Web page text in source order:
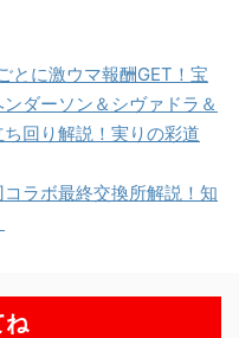
とに激ウマ報酬GET！宝
ダーソン＆シヴァドラ＆
回り解説！実りの彩道
コラボ最終交換所解説！知
ね